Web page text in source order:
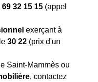
69 32 15 15 (appel
exerçant à
30 22 (prix d'un
Saint-Mammès ou
, contactez